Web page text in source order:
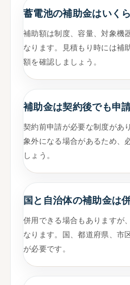
蓄電池の補助金はいく
補助額は制度、容量、対象機
なります。見積もり時には補
額を確認しましょう。
補助金は契約後でも申
契約前申請が必要な制度があ
象外になる場合があるため、
しょう。
国と自治体の補助金は
併用できる場合もありますが
なります。国、都道府県、市
が必要です。